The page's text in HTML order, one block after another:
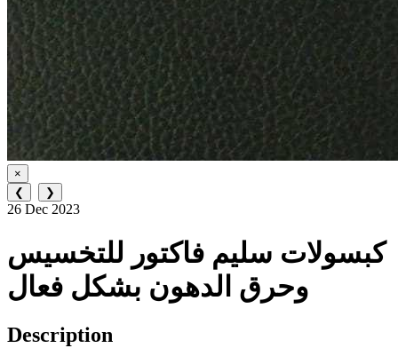
×
❮
❯
26 Dec 2023
كبسولات سليم فاكتور للتخسيس
وحرق الدهون بشكل فعال
Description